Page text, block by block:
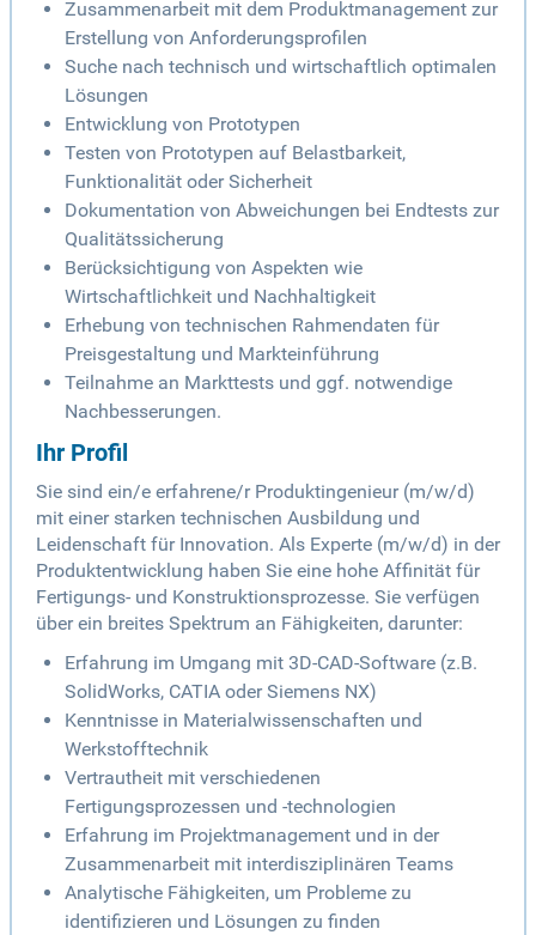
Zusammenarbeit mit dem Produktmanagement zur
Erstellung von Anforderungsprofilen
Suche nach technisch und wirtschaftlich optimalen
Lösungen
Entwicklung von Prototypen
Testen von Prototypen auf Belastbarkeit,
Funktionalität oder Sicherheit
Dokumentation von Abweichungen bei Endtests zur
Qualitätssicherung
Berücksichtigung von Aspekten wie
Wirtschaftlichkeit und Nachhaltigkeit
Erhebung von technischen Rahmendaten für
Preisgestaltung und Markteinführung
Teilnahme an Markttests und ggf. notwendige
Nachbesserungen.
Ihr Profil
Sie sind ein/e erfahrene/r Produktingenieur (m/w/d)
mit einer starken technischen Ausbildung und
Leidenschaft für Innovation. Als Experte (m/w/d) in der
Produktentwicklung haben Sie eine hohe Affinität für
Fertigungs- und Konstruktionsprozesse. Sie verfügen
über ein breites Spektrum an Fähigkeiten, darunter:
Erfahrung im Umgang mit 3D-CAD-Software (z.B.
SolidWorks, CATIA oder Siemens NX)
Kenntnisse in Materialwissenschaften und
Werkstofftechnik
Vertrautheit mit verschiedenen
Fertigungsprozessen und -technologien
Erfahrung im Projektmanagement und in der
Zusammenarbeit mit interdisziplinären Teams
Analytische Fähigkeiten, um Probleme zu
identifizieren und Lösungen zu finden